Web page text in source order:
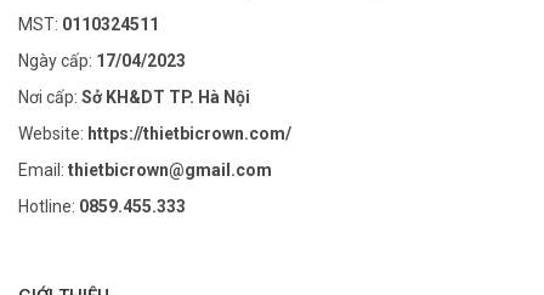
MST: 0110324511
Ngày cấp: 17/04/2023
Nơi cấp: Sở KH&DT TP. Hà Nội
Website: https://thietbicrown.com/
Email: thietbicrown@gmail.com
Hotline: 0859.455.333